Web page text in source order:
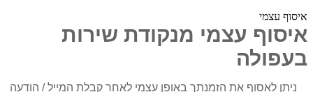
איסוף עצמי
איסוף עצמי מנקודת שירות
בעפולה
ניתן לאסוף את הזמנתך באופן עצמי לאחר קבלת המייל / הודעה